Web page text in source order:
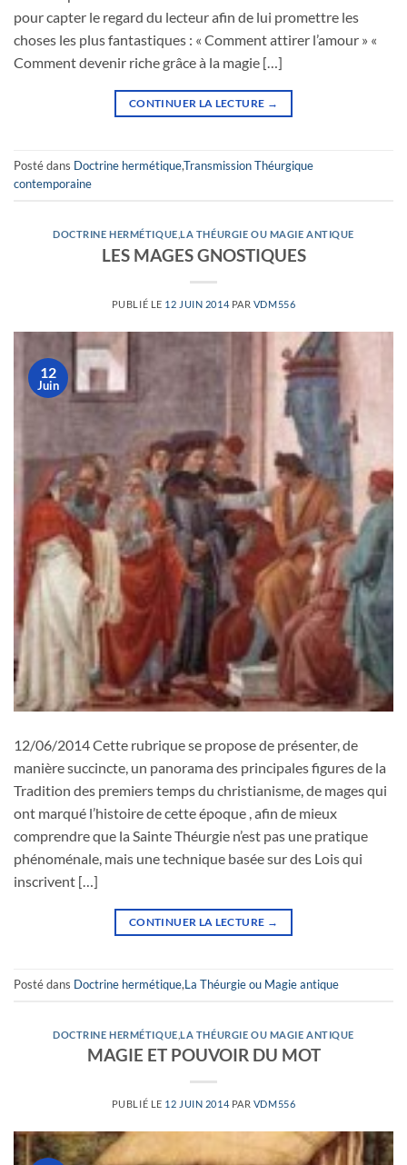
pour capter le regard du lecteur afin de lui promettre les
choses les plus fantastiques : « Comment attirer l’amour » «
Comment devenir riche grâce à la magie […]
CONTINUER LA LECTURE →
Posté dans Doctrine hermétique,Transmission Théurgique
contemporaine
DOCTRINE HERMÉTIQUE ,LA THÉURGIE OU MAGIE ANTIQUE
LES MAGES GNOSTIQUES
PUBLIÉ LE 12 JUIN 2014 PAR VDM556
12
Juin
12/06/2014 Cette rubrique se propose de présenter, de
manière succincte, un panorama des principales figures de la
Tradition des premiers temps du christianisme, de mages qui
ont marqué l’histoire de cette époque , afin de mieux
comprendre que la Sainte Théurgie n’est pas une pratique
phénoménale, mais une technique basée sur des Lois qui
inscrivent […]
CONTINUER LA LECTURE →
Posté dans Doctrine hermétique,La Théurgie ou Magie antique
DOCTRINE HERMÉTIQUE ,LA THÉURGIE OU MAGIE ANTIQUE
MAGIE ET POUVOIR DU MOT
PUBLIÉ LE 12 JUIN 2014 PAR VDM556